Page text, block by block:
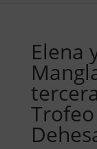
Elena